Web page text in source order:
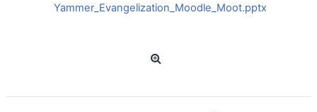
Yammer_Evangelization_Moodle_Moot.pptx